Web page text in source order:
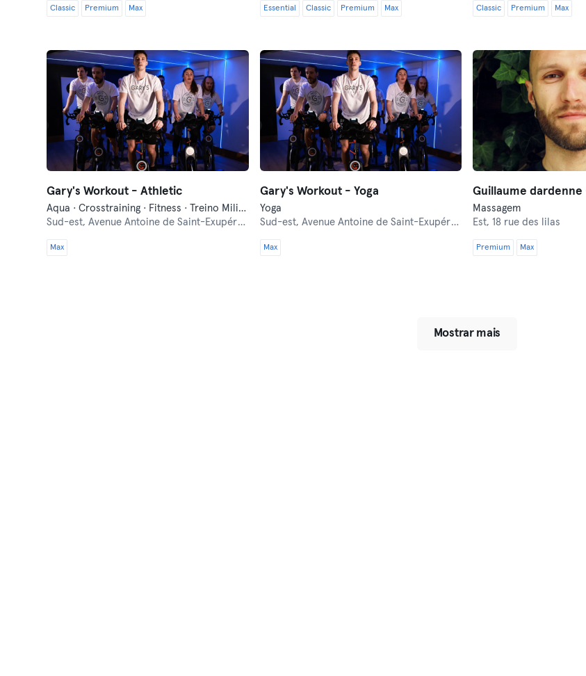
Classic Premium Max Essential Classic Premium Max Classic Premium Max
Gary's Workout - Athletic
Aqua · Crosstraining · Fitness · Treino Militar
Sud-est,Avenue Antoine de Saint-Exupéry 231
Max
Gary's Workout - Yoga
Yoga
Sud-est, Avenue Antoine de Saint-Exupéry 231
Max
Massagem
Est, 18 rue des lilas
Premium Max
Mostrar mais